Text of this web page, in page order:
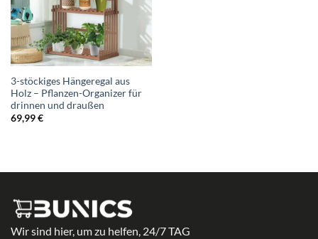
3-stöckiges Hängeregal aus
Holz – Pflanzen-Organizer für
drinnen und draußen
69,99€
Wir sind hier, um zu helfen, 24/7 TAG